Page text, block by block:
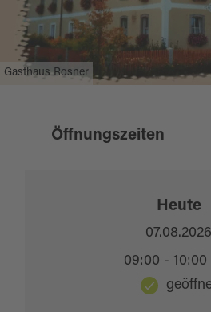
Gasthaus Rosner
Öffnungszeiten
Heute
07.08.2026
09:00 - 10:00